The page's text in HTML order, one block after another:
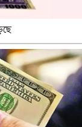
গ্রেপ্তার